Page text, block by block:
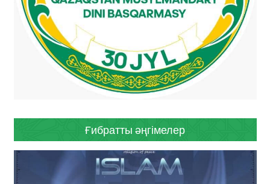
Ғибратты әңгімелер